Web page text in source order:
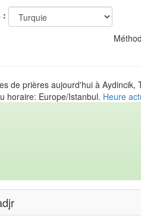
:
de prières aujourd'hui à Aydincik,
horaire: Europe/Istanbul. Heure